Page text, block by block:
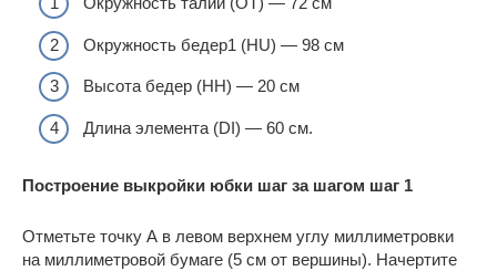
Окружность бедер1 (HU) — 98 см
Высота бедер (HH) — 20 см
Длина элемента (DI) — 60 см.
Построение выкройки юбки шаг за шагом шаг 1
Отметьте точку А в левом верхнем углу миллиметровки
на миллиметровой бумаге (5 см от вершины). Начертите